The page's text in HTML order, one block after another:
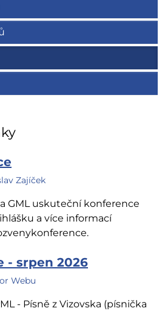
Zajíček
GML uskuteční konference
a více informací
- srpen 2026
Webu
- Písně z Vizovska (písnička